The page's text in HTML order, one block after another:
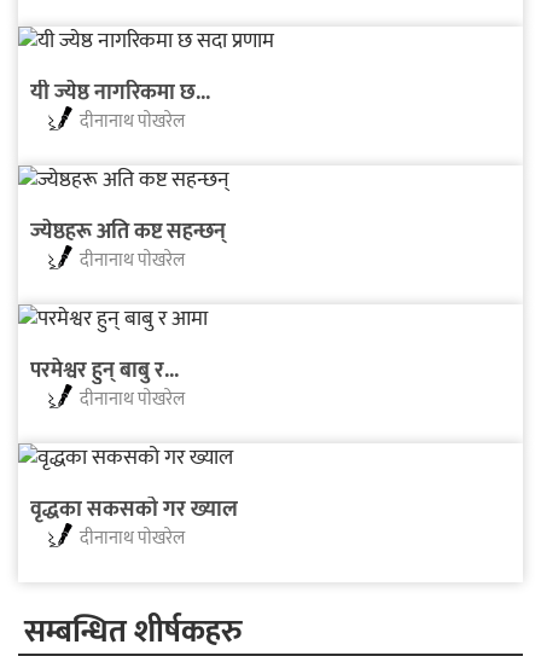
यी ज्येष्ठ नागरिकमा छ...
दीनानाथ पाेखरेल
ज्येष्ठहरू अति कष्ट सहन्छन्
दीनानाथ पाेखरेल
परमेश्वर हुन् बाबु र...
दीनानाथ पाेखरेल
वृद्धका सकसको गर ख्याल
दीनानाथ पाेखरेल
सम्बन्धित शीर्षकहरु